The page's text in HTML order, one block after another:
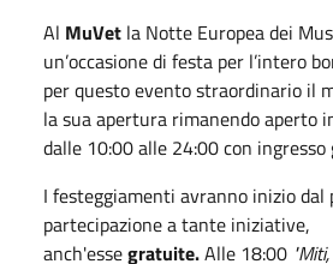
Al MuVet la Notte Europea dei
un’occasione di festa per l’intero
per questo evento straordinario il
la sua apertura rimanendo aperto
dalle 10:00 alle 24:00 con
I festeggiamenti avranno inizio dal
partecipazione a tante iniziative,
anch'essegratuite.Alle 18:00